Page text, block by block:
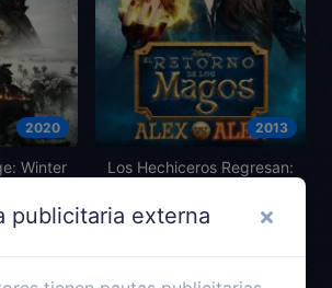
2020
Winter
2013
Los Hechiceros Regresan:
publicitaria externa